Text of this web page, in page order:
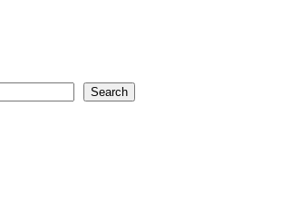
Search